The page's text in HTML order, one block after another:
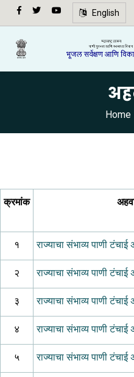
English
Home
क्रमांक
१
राज्याचा संभाव्य पाणी
२ राज्याचा संभाव्य पाणी
३ राज्याचा संभाव्य पाणी
४ राज्याचा संभाव्य पाणी
५ राज्याचा संभाव्य पाणी